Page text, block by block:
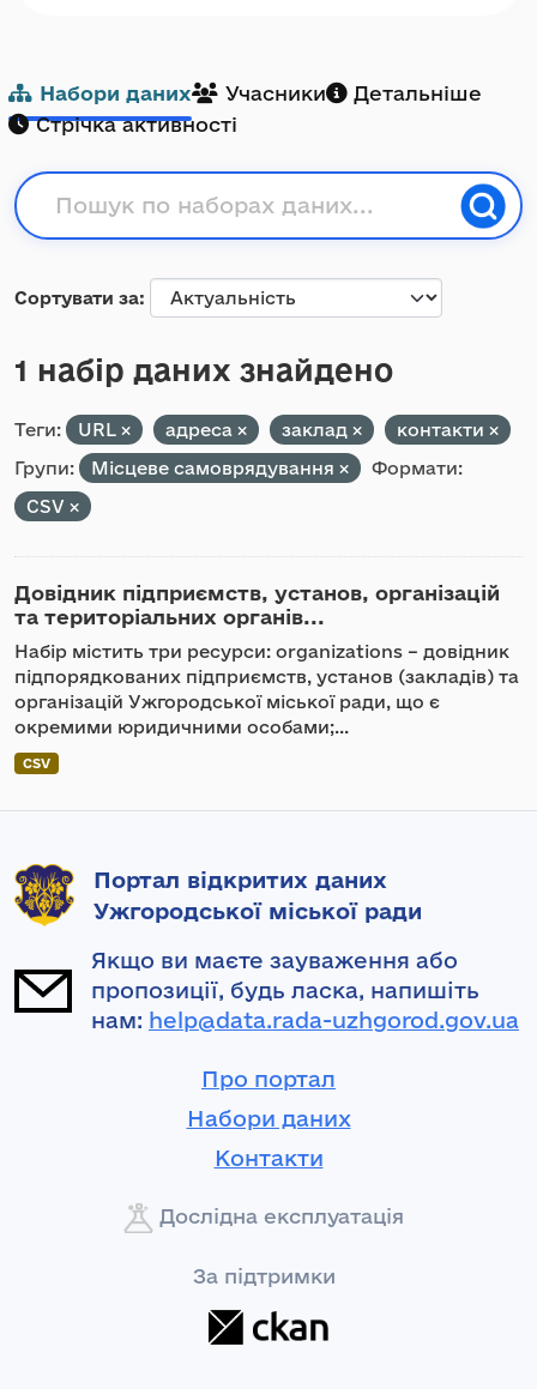
Набори даних Учасники
Детальніше
Стрічка активності
Сортувати за
1 набір даних знайдено
Теги: URL адреса заклад
контакти
Групи:
Місцеве самоврядування
Формати:
CSV
Довідник підприємств, установ, організацій
та територіальних органів...
Набір містить три ресурси: organizations – довідник
підпорядкованих підприємств, установ (закладів) та
організацій Ужгородської міської ради, що є
окремими юридичними особами;...
CSV
Портал відкритих даних
Ужгородської міської ради
Якщо ви маєте зауваження або
пропозиції, будь ласка, напишіть
нам: help@data.rada-uzhgorod.gov.ua
Про портал
Набори даних
Контакти
Дослідна експлуатація
За підтримки